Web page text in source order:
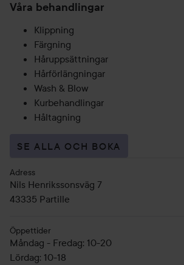
Våra behandlingar
Klippning
Färgning
Håruppsättningar
Hårförlängningar
Wash & Blow
Kurbehandlingar
Håltagning
SE ALLA OCH BOKA
Adress
Nils Henrikssonsväg 7
43335 Partille
Öppettider
Måndag - Fredag: 10-20
Lördag: 10-18